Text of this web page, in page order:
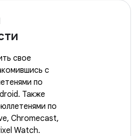
свое
с
по
Также
по
Chromecast,
Watch.